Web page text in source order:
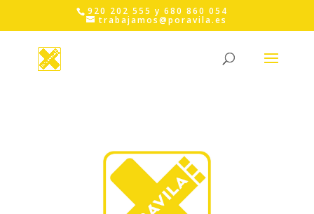
content
920 202 555 y 680 860 054
trabajamos@poravila.es